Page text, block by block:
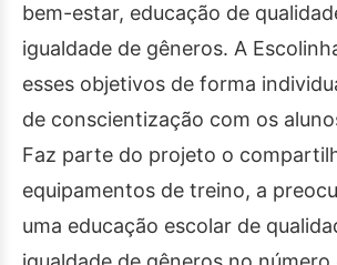
bem-estar, educação de
igualdade de gêneros. A
esses objetivos de forma
de conscientização com os
Faz parte do projeto o
equipamentos de treino, a
uma educação escolar de